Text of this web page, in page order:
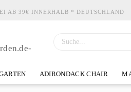
AB 39€ INNERHALB * DEUTSCHLAND
ADIRONDACK CHAIR